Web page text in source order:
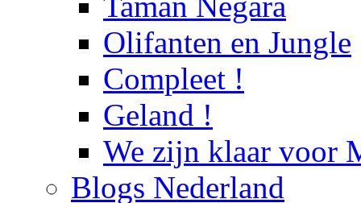
Olifanten en Jungle
Compleet !
Geland !
We zijn klaar voor
Blogs Nederland